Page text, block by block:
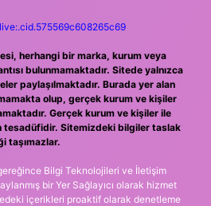
herhangi bir marka, kurum veya
bulunmamaktadır. Sitede yalnızca
paylaşılmaktadır. Burada yer alan
olup, gerçek kurum ve kişiler
Gerçek kurum ve kişiler ile
tesadüfidir. Sitemizdeki bilgiler taslak
taşımazlar.
Bilgi Teknolojileri ve İletişim
bir Yer Sağlayıcı olarak hizmet
içerikleri proaktif olarak denetleme